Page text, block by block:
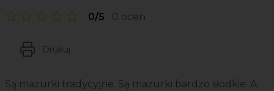
0/5 0 ocen
Drukuj
Są mazurki tradycyjne. Są mazurki bardzo słodkie. A